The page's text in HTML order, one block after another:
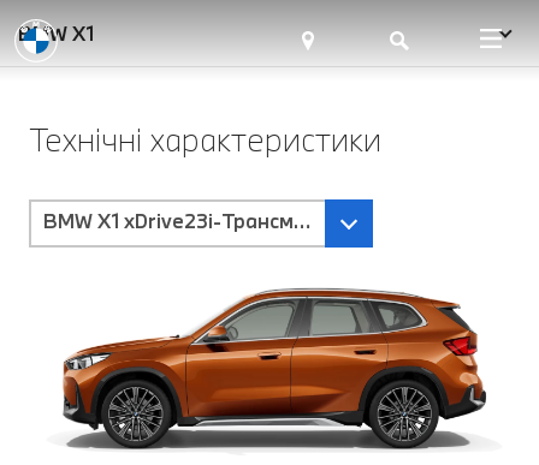
BMW X1
Технічні характеристики
BMW X1 xDrive23i-Трансмісія Steptronic з